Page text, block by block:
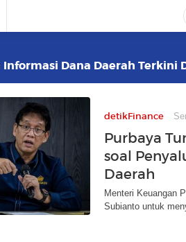
Informasi Dana Daerah Terkini
detikFinance
Purbaya
soal
Daerah
Menteri Keuangan
Subianto untuk